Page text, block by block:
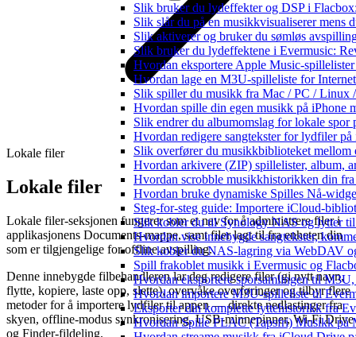
Slik bruker du lydeffekter og DSP i
Slik slår du på en musikkvisualiserer mens
Slik aktiverer og bruker du sømløs
Slik bruker du lydeffektene i Evermusic:
Hvordan eksportere Apple Music-
Hvordan lage en M3U-spilleliste for
Slik spiller du musikk fra Mac / PC /
Hvordan spille din egen musikk på iPhone
Slik endrer du albumomslag for lokale
Hvordan redigere sangtekster for lydfiler
Slik overfører du musikkbiblioteket
Hvordan arkivere (ZIP) spillelister, album,
Hvordan scrobble musikkhistorikken din
Hvordan bruke dynamiske Spilles Nå-
Steg-for-steg guide: Importere iCloud-
Slik kobler du til Synology NAS og lytter
Hvordan vise innebygde sangtekster,
Slik kobler du NAS-lagring via WebDAV
Spill frakoblet musikk i Evermusic og
Hvordan eksportere sporsamlingen til
Hvordan importere M3U-spilleliste til
Eksporter din komplette lyttehistorikk fra
Hvordan Spille FLAC (Tapsfri) Musikk på
Lokale filer
Lokale filer
Lokale filer-seksjonen fungerer som et nav for å administrere filer i
applikasjonens Documents-mappe, samt filer lagt til fra enheten din
som er tilgjengelige for offline avspilling.
Denne innebygde filbehandleren lar deg redigere filer (gi nytt navn,
flytte, kopiere, laste opp, slette), overvåke overføringer og tilbyr flere
metoder for å importere lydfiler til appen — direkte nedlastinger fra
skyen, offline-modus synkronisering, USB-minnepinner, Wi-Fi Drive
og Finder-fildeling.